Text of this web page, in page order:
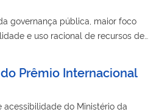
governança pública, maior foco
e uso racional de recursos de
Prêmio Internacional
acessibilidade do Ministério da